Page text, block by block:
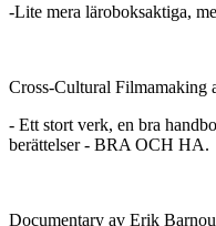
-Lite mera läroboksaktiga,
Cross-Cultural Filmamaking
- Ett stort verk, en bra
berättelser - BRA OCH HA.
Documentary av Erik